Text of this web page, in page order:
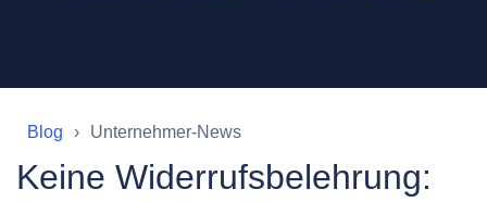
Blog Unternehmer-News
Keine Widerrufsbelehrung: